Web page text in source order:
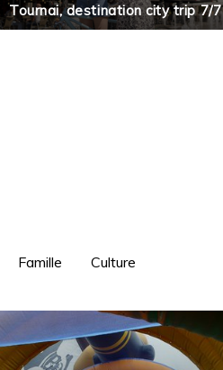
Tournai, destination city trip 7/7
Famille Culture